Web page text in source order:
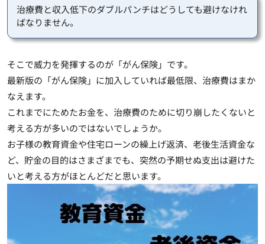
治療費と収入低下のダブルパンチはどうしても避けなけれ
ばなりません。
そこで威力を発揮するのが「がん保険」です。
最新版の「がん保険」に加入していれば最低限、治療費はまか
なえます。
これまでにためたお金を、治療費のために切り崩したくないと
考える方が多いのではないでしょうか。
お子様の教育資金や住宅ローンの繰上げ返済、老後生活資金な
ど、貯金の目的はさまざまでも、突然の予期せぬ支出は避けた
いと考える方がほとんどだと思います。